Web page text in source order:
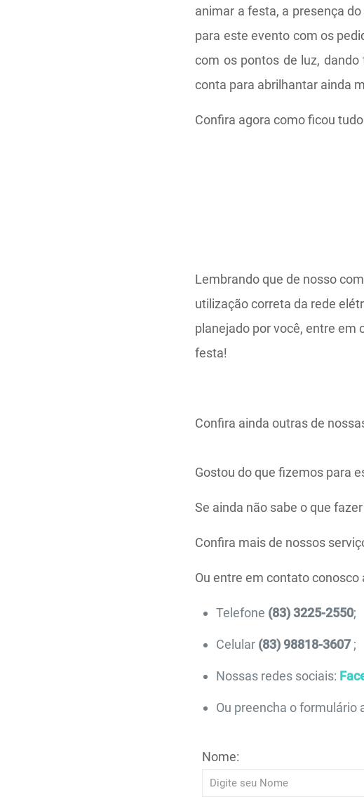
animar a festa, a presença
para este evento com os
com os pontos de luz,
conta para abrilhantar ainda
Confira agora como ficou
Lembrando que de nosso
utilização correta da rede
planejado por você, entre
festa!
Confira ainda outras de
Gostou do que fizemos para
Se ainda não sabe o que
Confira mais de nossos
Ou entre em contato conosco
Telefone (83) 3225-2550;
Celular (83) 98818-3607 ;
Nossas redes sociais:
Ou preencha o formulário
Nome: